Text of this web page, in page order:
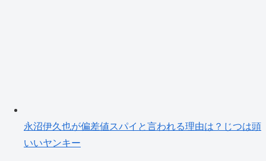
永沼伊久也が偏差値スパイと言われる理由は？じつは頭
いいヤンキー